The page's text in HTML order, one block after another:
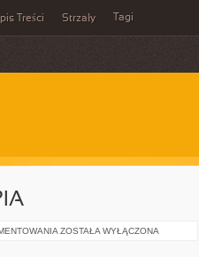
Treści Strzały Tagi
REHABILITACJA
ZOSTAŁA WYŁĄCZONA